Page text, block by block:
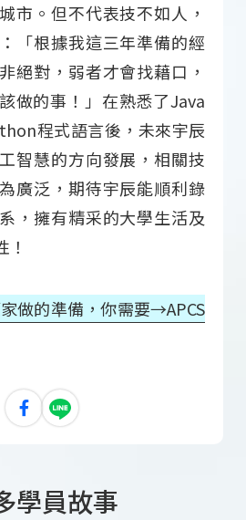
市。但不代表技不如人，
「根據我這三年準備的經
絕對，弱者才會找藉口，
做的事！」在熟悉了Java
程式語言後，未來宇辰
智慧的方向發展，相關技
廣泛，期待宇辰能順利錄
，擁有精采的大學生活及
做的準備，你需要→APCS
學員故事